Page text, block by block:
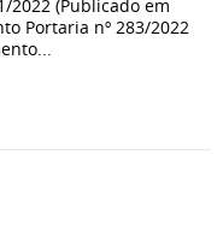
2022 (Publicado em
Portaria nº 283/2022